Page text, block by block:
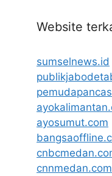
Website
sumselnews.id
ayosumut.com
cnnmedan.com